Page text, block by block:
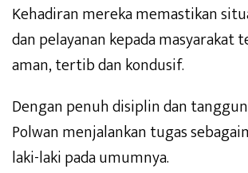
Kehadiran mereka memastikan
dan pelayanan kepada masyarakat
aman, tertib dan kondusif.
Dengan penuh disiplin dan
Polwan menjalankan tugas
laki-laki pada umumnya.